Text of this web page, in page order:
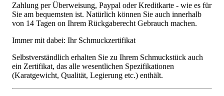
Zahlung per Überweisung, Paypal oder Kreditkarte - wie es für
Sie am bequemsten ist. Natürlich können Sie auch innerhalb
von 14 Tagen on Ihrem Rückgaberecht Gebrauch machen.
Immer mit dabei: Ihr Schmuckzertifikat
Selbstverständlich erhalten Sie zu Ihrem Schmuckstück auch
ein Zertifikat, das alle wesentlichen Spezifikationen
(Karatgewicht, Qualität, Legierung etc.) enthält.